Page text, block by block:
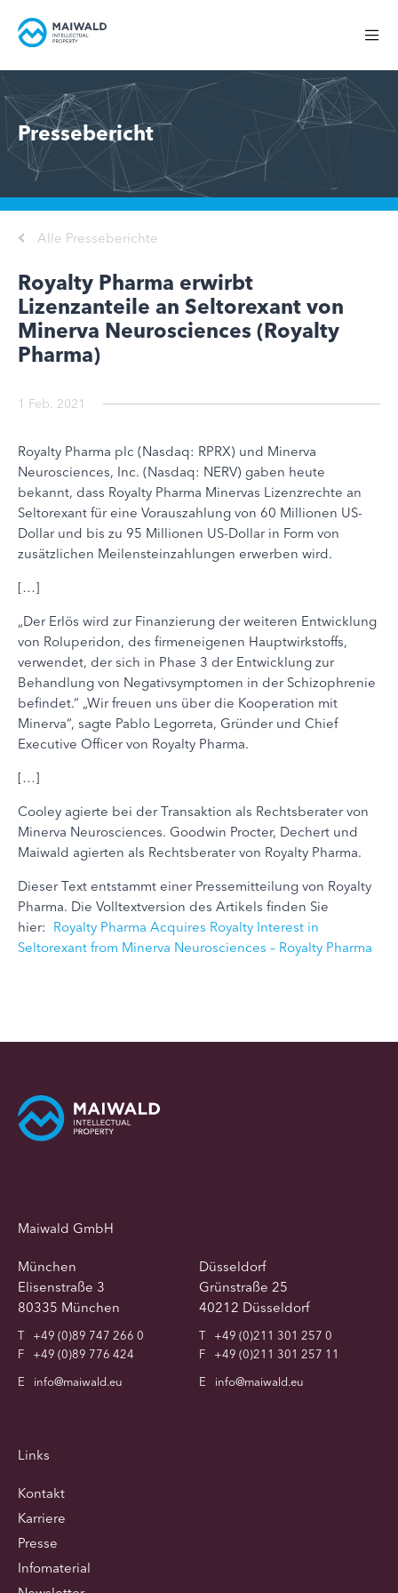
Pressebericht
Alle Presseberichte
Royalty Pharma erwirbt
Lizenzanteile an Seltorexant von
Minerva Neurosciences (Royalty
Pharma)
1 Feb. 2021
Royalty Pharma plc (Nasdaq: RPRX) und Minerva
Neurosciences, Inc. (Nasdaq: NERV) gaben heute
bekannt, dass Royalty Pharma Minervas Lizenzrechte an
Seltorexant für eine Vorauszahlung von 60 Millionen US-
Dollar und bis zu 95 Millionen US-Dollar in Form von
zusätzlichen Meilensteinzahlungen erwerben wird.
[…]
„Der Erlös wird zur Finanzierung der weiteren Entwicklung
von Roluperidon, des firmeneigenen Hauptwirkstoffs,
verwendet, der sich in Phase 3 der Entwicklung zur
Behandlung von Negativsymptomen in der Schizophrenie
befindet.“ „Wir freuen uns über die Kooperation mit
Minerva“, sagte Pablo Legorreta, Gründer und Chief
Executive Officer von Royalty Pharma.
[…]
Cooley agierte bei der Transaktion als Rechtsberater von
Minerva Neurosciences. Goodwin Procter, Dechert und
Maiwald agierten als Rechtsberater von Royalty Pharma.
Dieser Text entstammt einer Pressemitteilung von Royalty
Pharma. Die Volltextversion des Artikels finden Sie
hier: Royalty Pharma Acquires Royalty Interest in
Seltorexant from Minerva Neurosciences – Royalty Pharma
Maiwald GmbH
München
Elisenstraße 3
80335 München
T
+49 (0)89 747 266 0
F
+49 (0)89 776 424
E
info@maiwald.eu
Düsseldorf
Grünstraße 25
40212 Düsseldorf
T
+49 (0)211 301 257 0
F
+49 (0)211 301 257 11
E
info@maiwald.eu
Links
Kontakt
Karriere
Presse
Infomaterial